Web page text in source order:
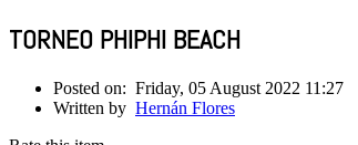
TORNEO PHIPHI BEACH
Posted on: Friday, 05 August 2022 11:27
Written by Hernán Flores